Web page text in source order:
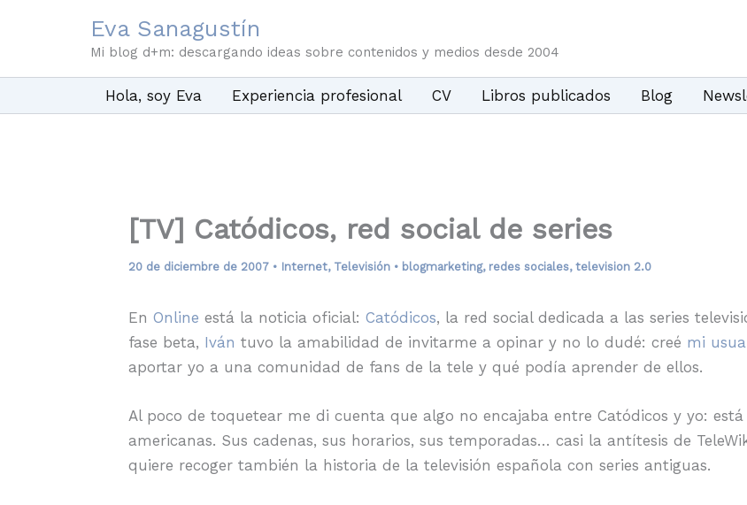
Eva Sanagustín
Mi blog d+m: descargando ideas sobre contenidos y medios desde 2004
Hola, soy Eva Experiencia profesional CV Libros publicados Blog
[TV] Catódicos, red social de series
20 de diciembre de 2007 • Internet, Televisión• blogmarketing, redes sociales, television 2.0
En Online está la noticia oficial: Catódicos, la red social dedicada a las series
fase beta, Iván tuvo la amabilidad de invitarme a opinar y no lo dudé: creé mi
aportar yo a una comunidad de fans de la tele y qué podía aprender de ellos.
Al poco de toquetear me di cuenta que algo no encajaba entre Catódicos y yo:
americanas. Sus cadenas, sus horarios, sus temporadas… casi la antítesis de
quiere recoger también la historia de la televisión española con series antiguas.